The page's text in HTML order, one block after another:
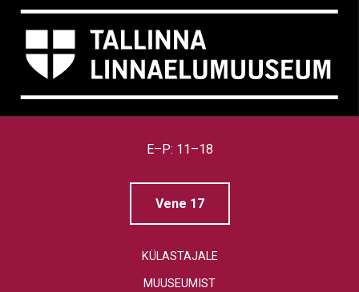
E–P: 11–18
Vene 17
KÜLASTAJALE
MUUSEUMIST